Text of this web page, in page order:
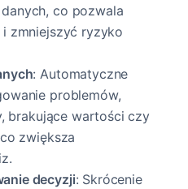
co pozwala
zmniejszyć ryzyko
: Automatyczne
problemów,
brakujące wartości czy
zwiększa
decyzji: Skrócenie